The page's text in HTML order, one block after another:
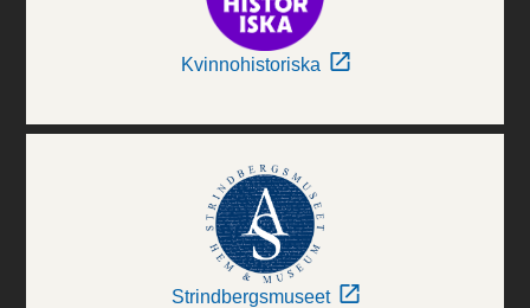
Kvinnohistoriska
Strindbergsmuseet